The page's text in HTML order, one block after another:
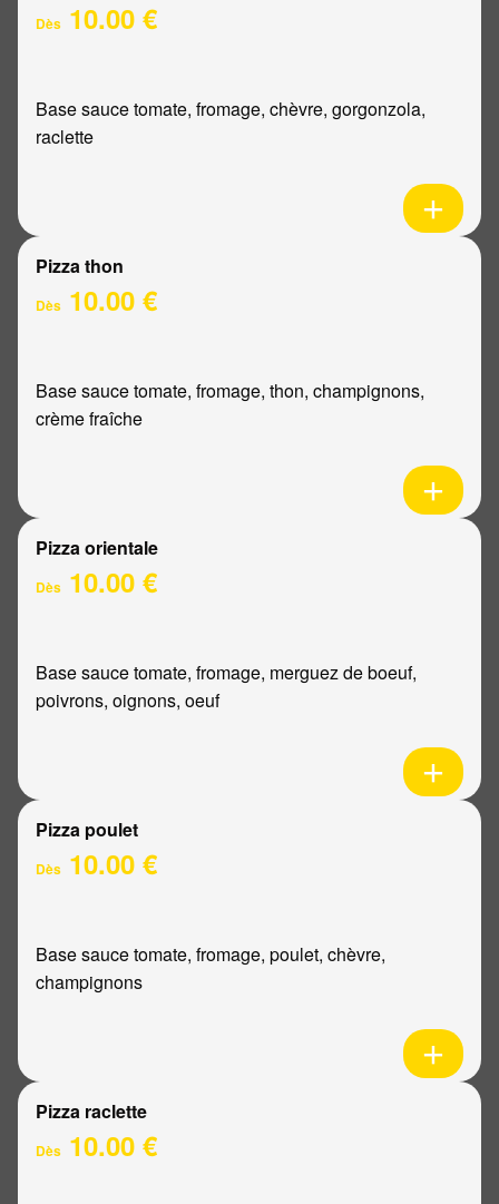
Dès 10.00 €
Base sauce tomate, fromage, chèvre, gorgonzola,
raclette
Pizza thon
Dès 10.00 €
Base sauce tomate, fromage, thon, champignons,
crème fraîche
Pizza orientale
Dès 10.00 €
Base sauce tomate, fromage, merguez de boeuf,
poivrons, oignons, oeuf
Pizza poulet
Dès 10.00 €
Base sauce tomate, fromage, poulet, chèvre,
champignons
Pizza raclette
Dès 10.00 €